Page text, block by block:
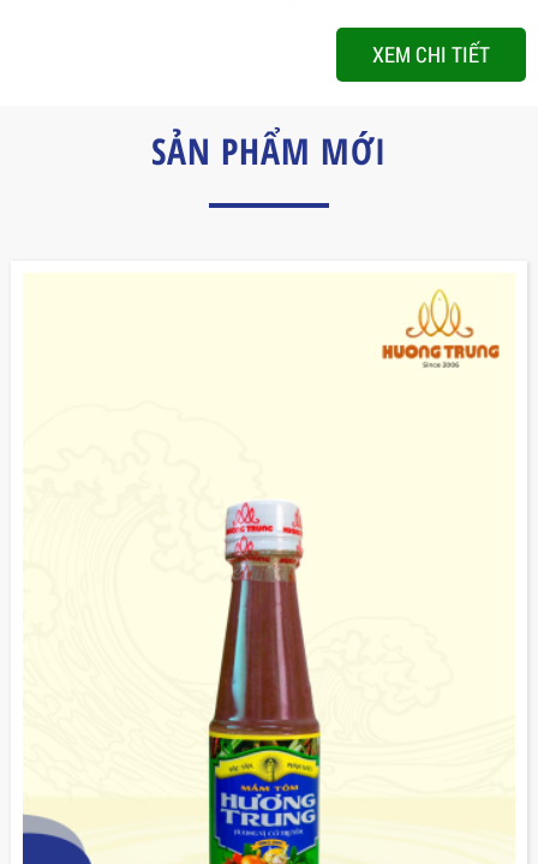
XEM CHI TIẾT
SẢN PHẨM MỚI